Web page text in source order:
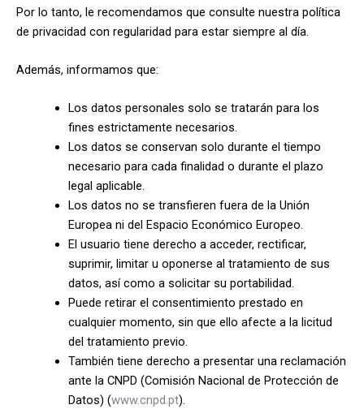
Por lo tanto, le recomendamos que consulte nuestra política
de privacidad con regularidad para estar siempre al día.
Además, informamos que:
Los datos personales solo se tratarán para los
fines estrictamente necesarios.
Los datos se conservan solo durante el tiempo
necesario para cada finalidad o durante el plazo
legal aplicable.
Los datos no se transfieren fuera de la Unión
Europea ni del Espacio Económico Europeo.
El usuario tiene derecho a acceder, rectificar,
suprimir, limitar u oponerse al tratamiento de sus
datos, así como a solicitar su portabilidad.
Puede retirar el consentimiento prestado en
cualquier momento, sin que ello afecte a la licitud
del tratamiento previo.
También tiene derecho a presentar una reclamación
ante la CNPD (Comisión Nacional de Protección de
Datos) (www.cnpd.pt).